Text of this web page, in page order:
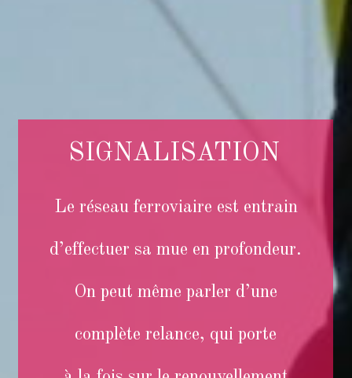
Le réseau ferroviaire est entrain
d’effectuer sa mue en profondeur.
On peut même parler d’une
complète relance, qui porte
SIGNALISATION